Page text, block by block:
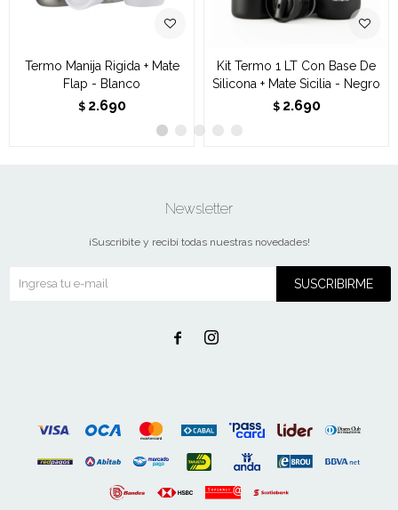
Termo Manija Rigida + Mate
Flap - Blanco
$ 2.690
Kit Termo 1 LT Con Base De
Silicona + Mate Sicilia - Negro
$ 2.690
Newsletter
¡Suscribite y recibí todas nuestras novedades!
SUSCRIBIRME
 